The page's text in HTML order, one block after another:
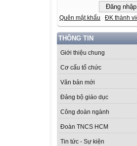
Quên mật khẩu ĐK thành
THÔNG TIN
Giới thiệu chung
Cơ cấu tổ chức
Văn bản mới
Đảng bộ giáo dục
Công đoàn ngành
Đoàn TNCS HCM
Tin tức - Sự kiện